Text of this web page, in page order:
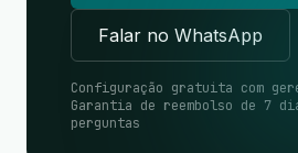
Falar no WhatsApp
Configuração gratuita com
Garantia de reembolso de 7
perguntas